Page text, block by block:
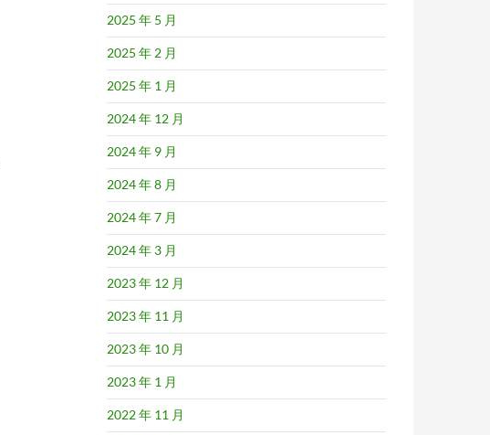
2025 年 5 月
2025 年 2 月
2025 年 1 月
2024 年 12 月
2024 年 9 月
2024 年 8 月
2024 年 7 月
2024 年 3 月
2023 年 12 月
2023 年 11 月
2023 年 10 月
2023 年 1 月
2022 年 11 月